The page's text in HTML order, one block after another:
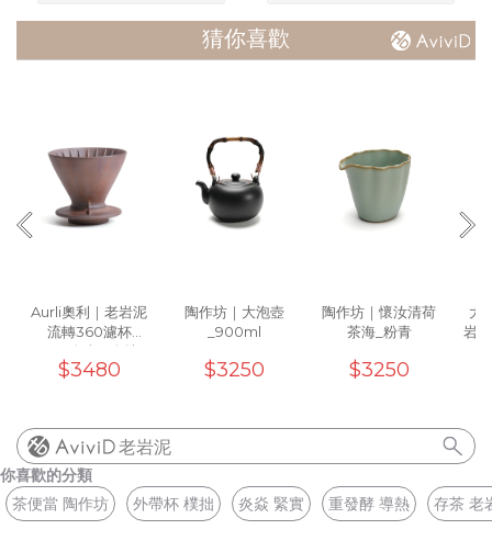
猜你喜歡
Aurli奧利｜老岩泥
流轉360濾杯
_02(炎焱)5次燒
$3480
陶作坊｜大泡壺
_900ml
$3250
陶作坊｜懷汝清荷
茶海_粉青
$3250
大
岩
老岩泥
你喜歡的分類
茶便當 陶作坊
外帶杯 樸拙 炎焱 緊實 重發酵 導熱 存茶 老